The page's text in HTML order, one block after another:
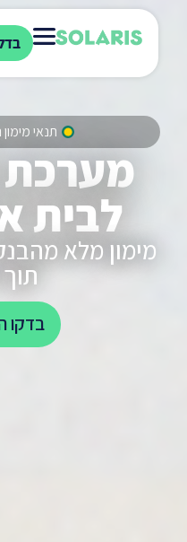
בדקו
תנאי מימון
מערכת
לבית
מימון מלא
תוך 30 יום.
בדקו